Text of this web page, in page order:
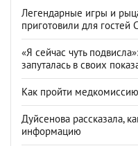
Легендарные игры и
приготовили для гостей
«Я сейчас чуть
запуталась в своих
Как пройти
Дуйсенова рассказала,
информацию